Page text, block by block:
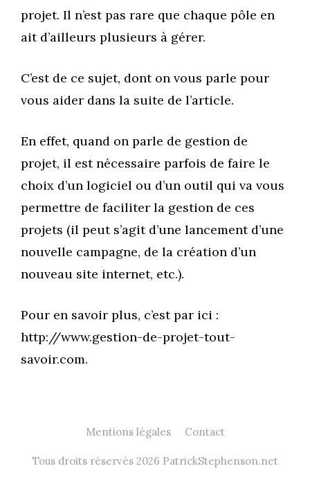
projet. Il n’est pas rare que chaque pôle en
ait d’ailleurs plusieurs à gérer.
C’est de ce sujet, dont on vous parle pour
vous aider dans la suite de l’article.
En effet, quand on parle de gestion de
projet, il est nécessaire parfois de faire le
choix d’un logiciel ou d’un outil qui va vous
permettre de faciliter la gestion de ces
projets (il peut s’agit d’une lancement d’une
nouvelle campagne, de la création d’un
nouveau site internet, etc.).
Pour en savoir plus, c’est par ici :
http://www.gestion-de-projet-tout-
savoir.com.
Mentions légales Contact
Tous droits réservés 2026 PatrickStephenson.net